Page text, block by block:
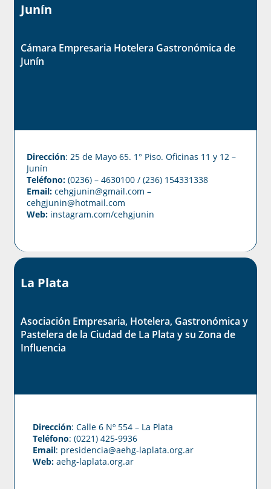
Junín
Cámara Empresaria Hotelera Gastronómica de
Junín
Dirección: 25 de Mayo 65. 1° Piso. Oficinas 11 y 12 –
Junín
Teléfono: (0236) – 4630100 / (236) 154331338
Email: cehgjunin@gmail.com –
cehgjunin@hotmail.com
Web: instagram.com/cehgjunin
La Plata
Asociación Empresaria, Hotelera, Gastronómica y
Pastelera de la Ciudad de La Plata y su Zona de
Influencia
Dirección: Calle 6 Nº 554 – La Plata
Teléfono: (0221) 425-9936
Email: presidencia@aehg-laplata.org.ar
Web: aehg-laplata.org.ar